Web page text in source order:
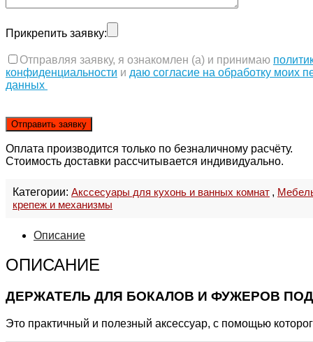
Прикрепить заявку:
Отправляя заявку, я ознакомлен (а) и принимаю
конфиденциальности и даю согласие на обработку моих
данных
Оплата производится только по безналичному расчёту.
Стоимость доставки рассчитывается индивидуально.
Категории: Акссесуары для кухонь и ванных комнат ,
крепеж и механизмы
Описание
ОПИСАНИЕ
ДЕРЖАТЕЛЬ ДЛЯ БОКАЛОВ И ФУЖЕРОВ
Это практичный и полезный аксессуар, с помощью